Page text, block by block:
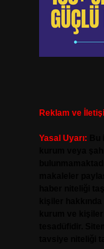
Reklam ve
Yasal Uyarı: